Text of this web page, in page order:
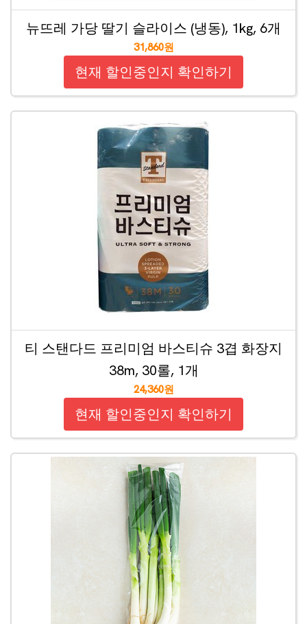
뉴뜨레 가당 딸기 슬라이스 (냉동), 1kg, 6개
31,860원
현재 할인중인지 확인하기
티 스탠다드 프리미엄 바스티슈 3겹 화장지
38m, 30롤, 1개
24,360원
현재 할인중인지 확인하기